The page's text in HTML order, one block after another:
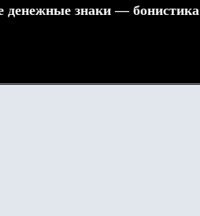
знаки — бонистика